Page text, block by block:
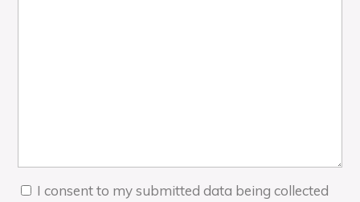
I consent to my submitted data being collected